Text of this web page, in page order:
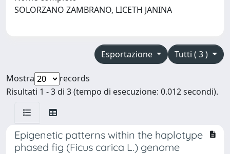
SOLORZANO ZAMBRANO, LICETH JANINA
Tutti ( 3 )
Esportazione
Mostra
records
Risultati 1 - 3 di 3 (tempo di esecuzione: 0.012 secondi).
Epigenetic patterns within the haplotype
phased fig (Ficus carica L.) genome